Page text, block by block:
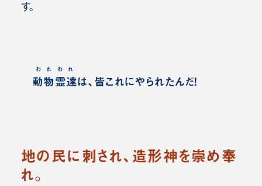
す。
動物霊達
われわれ
は、皆これにやられたんだ！
地の民に刺され、造形神を崇め奉
れ。